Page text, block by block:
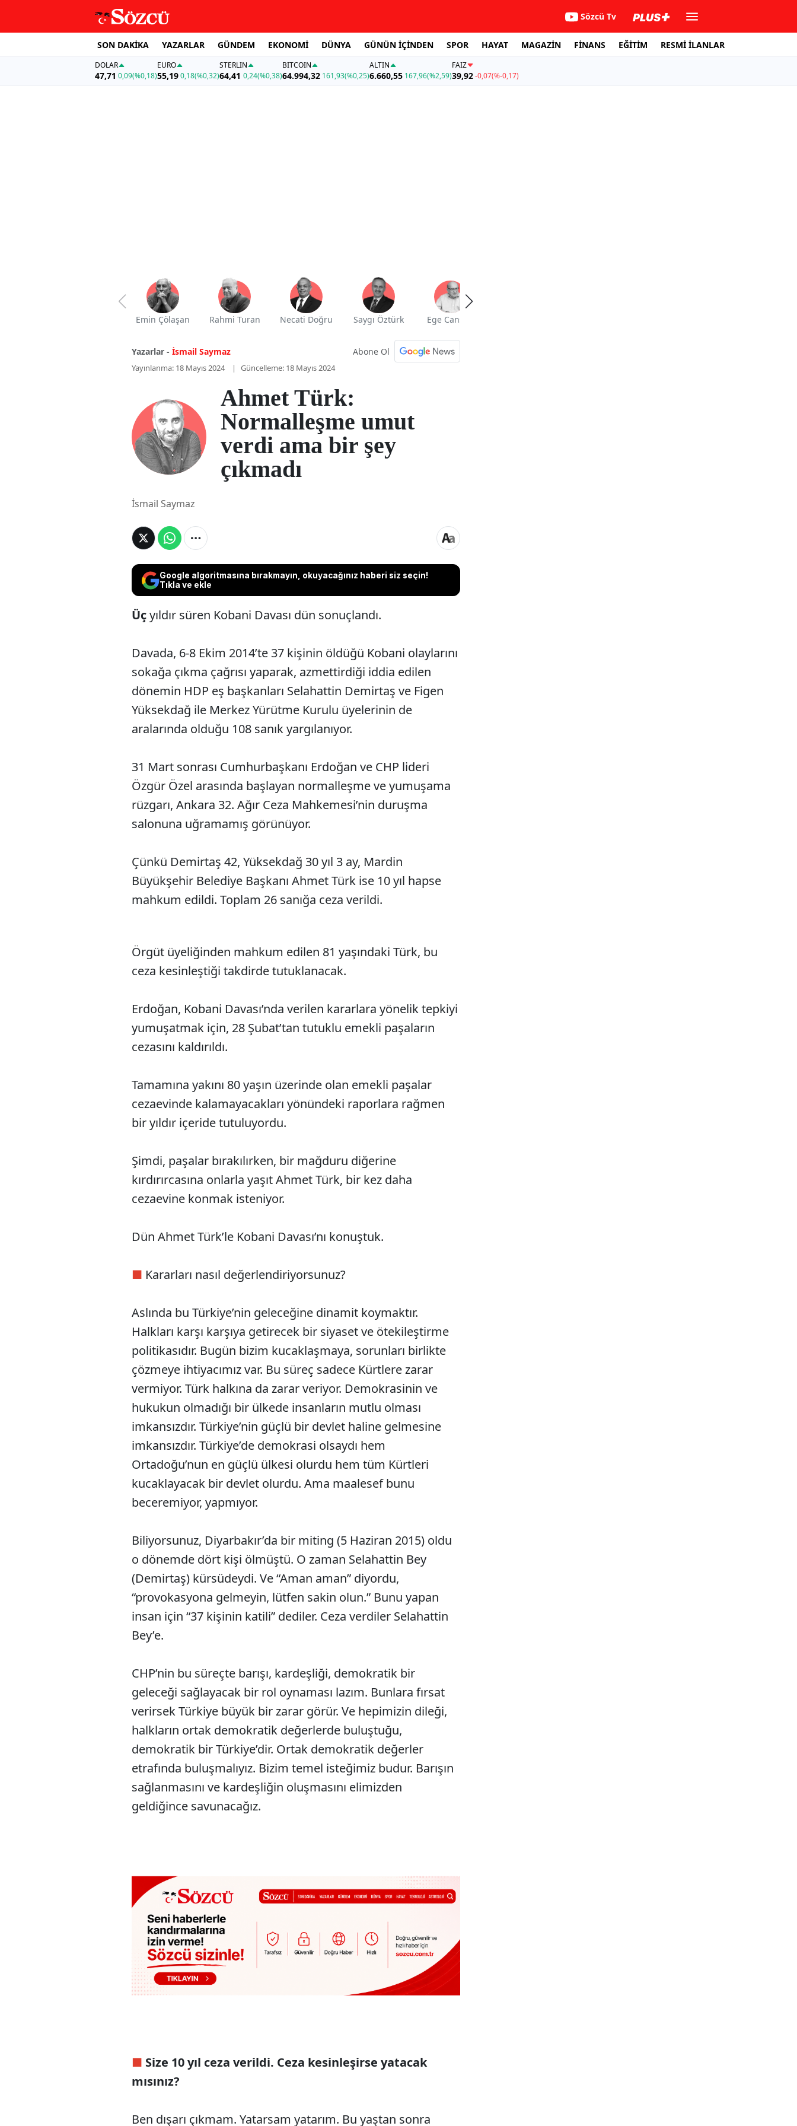
Sözcü Tv
SON DAKİKA YAZARLAR GÜNDEM EKONOMİ DÜNYA GÜNÜN İÇİNDEN SPOR HAYAT MAGAZİN FİNANS EĞİTİM RESMİ İLANLAR
DOLAR
47,71 0,09(%0,18)
EURO
55,19 0,18(%0,32)
STERLIN
64,41 0,24(%0,38)
BITCOIN
64.994,32 161,93(%0,25)
ALTIN
6.660,55 167,96(%2,59)
FAİZ
39,92-0,07(%-0,17)
Emin Çölaşan Rahmi Turan Necati Doğru Saygı Öztürk Ege Cansen
Yazarlar - İsmail Saymaz Abone Ol
Yayınlanma: 18 Mayıs 2024 Güncelleme: 18 Mayıs 2024
Ahmet Türk:
Normalleşme umut
verdi ama bir şey
çıkmadı
İsmail Saymaz
Google algoritmasına bırakmayın, okuyacağınız haberi siz seçin!
Tıkla ve ekle
Üçyıldır süren Kobani Davası dün sonuçlandı.
Davada, 6-8 Ekim 2014’te 37 kişinin öldüğü Kobani olaylarını
sokağa çıkma çağrısı yaparak, azmettirdiği iddia edilen
dönemin HDP eş başkanları Selahattin Demirtaş ve Figen
Yüksekdağ ile Merkez Yürütme Kurulu üyelerinin de
aralarında olduğu 108 sanık yargılanıyor.
31 Mart sonrası Cumhurbaşkanı Erdoğan ve CHP lideri
Özgür Özel arasında başlayan normalleşme ve yumuşama
rüzgarı, Ankara 32. Ağır Ceza Mahkemesi’nin duruşma
salonuna uğramamış görünüyor.
Çünkü Demirtaş 42, Yüksekdağ 30 yıl 3 ay, Mardin
Büyükşehir Belediye Başkanı Ahmet Türk ise 10 yıl hapse
mahkum edildi. Toplam 26 sanığa ceza verildi.
Örgüt üyeliğinden mahkum edilen 81 yaşındaki Türk, bu
ceza kesinleştiği takdirde tutuklanacak.
Erdoğan, Kobani Davası’nda verilen kararlara yönelik tepkiyi
yumuşatmak için, 28 Şubat’tan tutuklu emekli paşaların
cezasını kaldırıldı.
Tamamına yakını 80 yaşın üzerinde olan emekli paşalar
cezaevinde kalamayacakları yönündeki raporlara rağmen
bir yıldır içeride tutuluyordu.
Şimdi, paşalar bırakılırken, bir mağduru diğerine
kırdırırcasına onlarla yaşıt Ahmet Türk, bir kez daha
cezaevine konmak isteniyor.
Dün Ahmet Türk’le Kobani Davası’nı konuştuk.
■ Kararları nasıl değerlendiriyorsunuz?
Aslında bu Türkiye’nin geleceğine dinamit koymaktır.
Halkları karşı karşıya getirecek bir siyaset ve ötekileştirme
politikasıdır. Bugün bizim kucaklaşmaya, sorunları birlikte
çözmeye ihtiyacımız var. Bu süreç sadece Kürtlere zarar
vermiyor. Türk halkına da zarar veriyor. Demokrasinin ve
hukukun olmadığı bir ülkede insanların mutlu olması
imkansızdır. Türkiye’nin güçlü bir devlet haline gelmesine
imkansızdır. Türkiye’de demokrasi olsaydı hem
Ortadoğu’nun en güçlü ülkesi olurdu hem tüm Kürtleri
kucaklayacak bir devlet olurdu. Ama maalesef bunu
beceremiyor, yapmıyor.
Biliyorsunuz, Diyarbakır’da bir miting (5 Haziran 2015) oldu
o dönemde dört kişi ölmüştü. O zaman Selahattin Bey
(Demirtaş) kürsüdeydi. Ve “Aman aman” diyordu,
“provokasyona gelmeyin, lütfen sakin olun.” Bunu yapan
insan için “37 kişinin katili” dediler. Ceza verdiler Selahattin
Bey’e.
CHP’nin bu süreçte barışı, kardeşliği, demokratik bir
geleceği sağlayacak bir rol oynaması lazım. Bunlara fırsat
verirsek Türkiye büyük bir zarar görür. Ve hepimizin dileği,
halkların ortak demokratik değerlerde buluştuğu,
demokratik bir Türkiye’dir. Ortak demokratik değerler
etrafında buluşmalıyız. Bizim temel isteğimiz budur. Barışın
sağlanmasını ve kardeşliğin oluşmasını elimizden
geldiğince savunacağız.
■ Size 10 yıl ceza verildi. Ceza kesinleşirse yatacak
mısınız?
Ben dışarı çıkmam. Yatarsam yatarım. Bu yaştan sonra